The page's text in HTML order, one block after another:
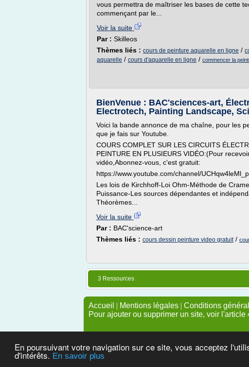
En poursuivant votre navigation sur ce site, vous acceptez
d'intérêts. En savoir plus
vous permettra de maîtriser les bases de cette
commençant par le...
Voir la suite
Par : Skilleos
Thèmes liés : cours de peinture aquarelle en ligne /
aquarelle / cours d'aquarelle en ligne / commencer la
BienVenue : BAC'sciences-art,
Electrotech, Painting Landscape,
Voici la bande annonce de ma chaîne, pour les
que je fais sur Youtube.
COURS COMPLET SUR LES CIRCUITS
PEINTURE EN PLUSIEURS VIDÉO:(Pour
vidéo,Abonnez-vous, c'est gratuit:
https://www.youtube.com/channel/
Les lois de Kirchhoff-Loi Ohm-Méthode de
Puissance-Les sources dépendantes et
Théorèmes...
Voir la suite
Par : BAC'science-art
Thèmes liés : cours dessin peinture video gratuit/
3 Ressources
Accueil | Mentions légales | Conditions
Pour ajouter ou supprimer un site, voir l'article